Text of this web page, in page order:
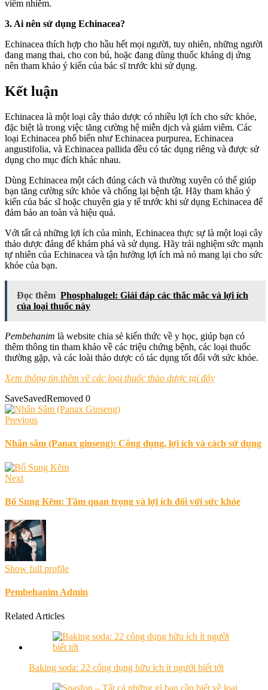
viêm nhiễm.
3. Ai nên sử dụng Echinacea?
Echinacea thích hợp cho hầu hết mọi người, tuy nhiên, những người
đang mang thai, cho con bú, hoặc đang dùng thuốc kháng dị ứng
nên tham khảo ý kiến ​​của bác sĩ trước khi sử dụng.
Kết luận
Echinacea là một loại cây thảo dược có nhiều lợi ích cho sức khỏe,
đặc biệt là trong việc tăng cường hệ miễn dịch và giảm viêm. Các
loại Echinacea phổ biến như Echinacea purpurea, Echinacea
angustifolia, và Echinacea pallida đều có tác dụng riêng và được sử
dụng cho mục đích khác nhau.
Dùng Echinacea một cách đúng cách và thường xuyên có thể giúp
bạn tăng cường sức khỏe và chống lại bệnh tật. Hãy tham khảo ý
kiến ​​của bác sĩ hoặc chuyên gia y tế trước khi sử dụng Echinacea để
đảm bảo an toàn và hiệu quả.
Với tất cả những lợi ích của mình, Echinacea thực sự là một loại cây
thảo dược đáng để khám phá và sử dụng. Hãy trải nghiệm sức mạnh
tự nhiên của Echinacea và tận hưởng lợi ích mà nó mang lại cho sức
khỏe của bạn.
Đọc thêm Phosphalugel: Giải đáp các thắc mắc và lợi ích
của loại thuốc này
Pembehanim là website chia sẻ kiến thức về y học, giúp bạn có
thêm thông tin tham khảo về các triệu chứng bệnh, các loại thuốc
thường gặp, và các loài thảo dược có tác dụng tốt đối với sức khỏe.
Xem thông tin thêm về các loại thuốc thảo dược tại đây
SaveSavedRemoved 0
Previous
Nhân sâm (Panax ginseng): Công dụng, lợi ích và cách sử dụng
Next
Bổ Sung Kẽm: Tầm quan trọng và lợi ích đối với sức khỏe
Show full profile
Pembehanim Admin
Related Articles
Baking soda: 22 công dụng hữu ích ít người biết tới